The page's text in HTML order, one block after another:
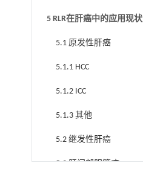
5 RLR在肝癌中的应用现状
5.1 原发性肝癌
5.1.1 HCC
5.1.2 ICC
5.1.3 其他
5.2 继发性肝癌
5.3 肝门部胆管癌